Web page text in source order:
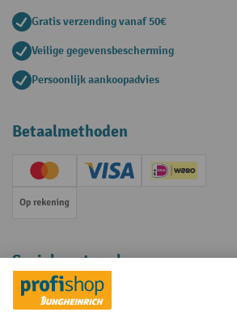
Gratis verzending vanaf 50€
Veilige gegevensbescherming
Persoonlijk aankoopadvies
Betaalmethoden
Creditcard (Master)Creditcard (Visa)iDEAL | Wero
Op rekening
Sociale netwerken
Facebook
YouTube
LinkedInInstagram